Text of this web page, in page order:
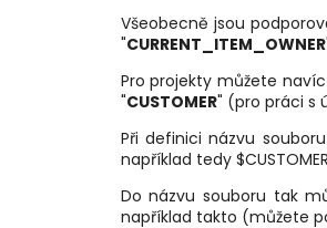
Všeobecně jsou
"CURRENT_ITEM_OWNER
Pro projekty můžete
"CUSTOMER" (pro práci s
Při definici názvu
například tedy
Do názvu souboru tak
například takto (můžete